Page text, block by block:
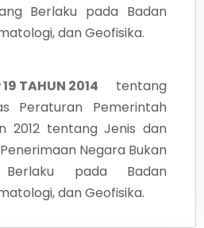
Berlaku pada Badan
dan Geofisika.
19 TAHUN 2014
tentang
Peraturan Pemerintah
2012 tentang Jenis dan
Negara Bukan
pada Badan
dan Geofisika.